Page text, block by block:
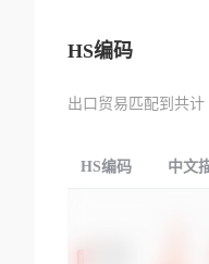
HS编码
出口贸易匹配到共计
HS编码 中文